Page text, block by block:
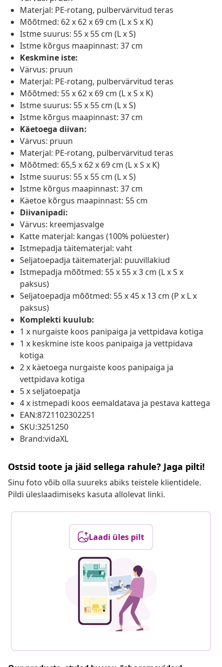
Materjal: PE-rotang, pulbervärvitud teras
Mõõtmed: 62 x 62 x 69 cm (L x S x K)
Istme suurus: 55 x 55 cm (L x S)
Istme kõrgus maapinnast: 37 cm
Keskmine iste:
Värvus: pruun
Materjal: PE-rotang, pulbervärvitud teras
Mõõtmed: 55 x 62 x 69 cm (L x S x K)
Istme suurus: 55 x 55 cm (L x S)
Istme kõrgus maapinnast: 37 cm
Käetoega diivan:
Värvus: pruun
Materjal: PE-rotang, pulbervärvitud teras
Mõõtmed: 65,5 x 62 x 69 cm (L x S x K)
Istme suurus: 55 x 55 cm (L x S)
Istme kõrgus maapinnast: 37 cm
Käetoe kõrgus maapinnast: 55 cm
Diivanipadi:
Värvus: kreemjasvalge
Katte materjal: kangas (100% polüester)
Istmepadja täitematerjal: vaht
Seljatoepadja täitematerjal: puuvillakiud
Istmepadja mõõtmed: 55 x 55 x 3 cm (L x S x
paksus)
Seljatoepadja mõõtmed: 55 x 45 x 13 cm (P x L x
paksus)
Komplekti kuulub:
1 x nurgaiste koos panipaiga ja vettpidava kotiga
1 x keskmine iste koos panipaiga ja vettpidava
kotiga
2 x käetoega nurgaiste koos panipaiga ja
vettpidava kotiga
5 x seljatoepatja
4 x istmepadi koos eemaldatava ja pestava kattega
EAN:8721102302251
SKU:3251250
Brand:vidaXL
Ostsid toote ja jäid sellega rahule? Jaga pilti!
Sinu foto võib olla suureks abiks teistele klientidele.
Pildi üleslaadimiseks kasuta allolevat linki.
Laadi üles pilt